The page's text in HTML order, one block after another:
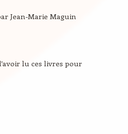
Jean-Marie Maguin
lu ces livres pour